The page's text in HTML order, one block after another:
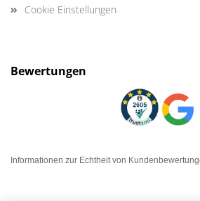
Cookie Einstellungen
Bewertungen
Informationen zur Echtheit von